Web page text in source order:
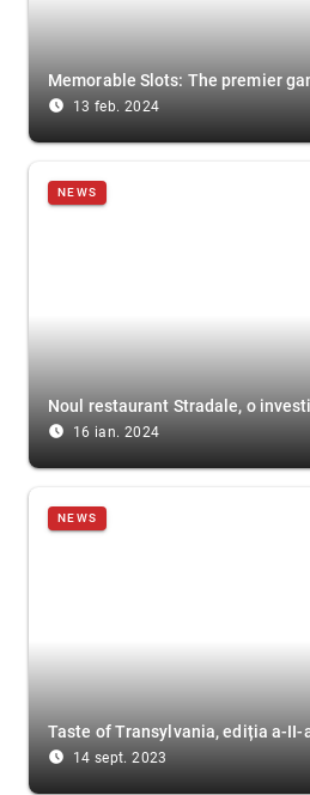
Memorable Slots: The premier
access_time_filled 13 feb. 2024
NEWS
Noul restaurant Stradale, o
access_time_filled 16 ian. 2024
NEWS
Taste of Transylvania, ediția a-II-
access_time_filled 14 sept. 2023